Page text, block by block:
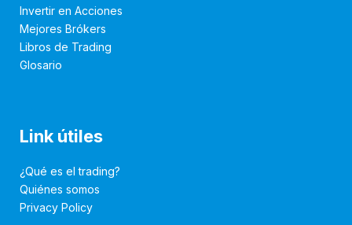
Invertir en Acciones
Mejores Brókers
Libros de Trading
Glosario
Link útiles
¿Qué es el trading?
Quiénes somos
Privacy Policy